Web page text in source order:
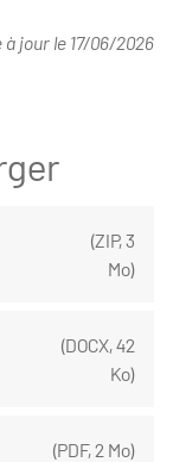
à jour le 17/06/2026
(ZIP,3
Mo)
(DOCX,42
Ko)
(PDF,2 Mo)